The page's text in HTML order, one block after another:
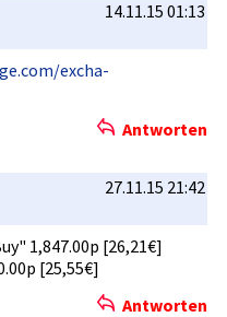
14.11.15 01:13
excha­
Antworten
27.11.15 21:42
1,847.00p [26,21€]
[25,55€]
Antworten